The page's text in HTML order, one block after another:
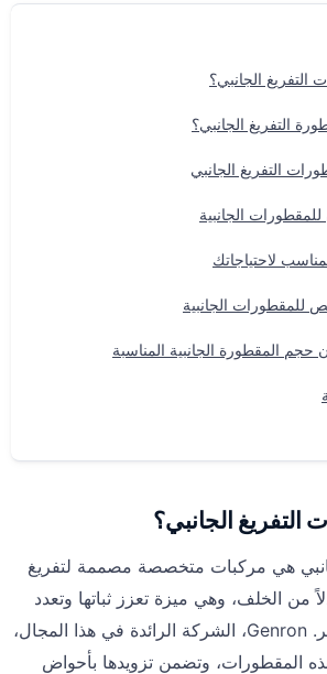
الجانبي؟
التفريغ الجانبي؟
التفريغ الجانبي
للمقطورات الجانبية
لاحتياجاتك
للمقطورات الجانبية
حجم المقطورة الجانبية المناسبة
الجانبي؟
هي مركبات متخصصة مصممة لتفريغ
من الخلف، وهي ميزة تعزز ثباتها وتعدد
استخداماتها بشكل كبير. Genron، الشركة الرائدة في هذا المجال،
المقطورات، وتضمن تزويدها بأحواض